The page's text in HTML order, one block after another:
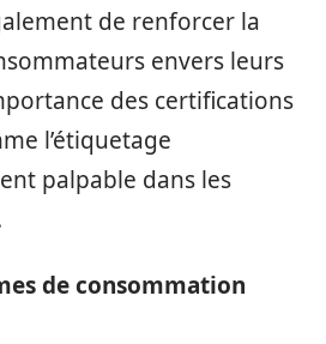
de renforcer la
envers leurs
des certifications
l’étiquetage
palpable dans les
de consommation